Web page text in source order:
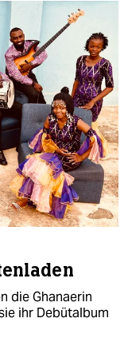
die Ghanaerin
ihr Debütalbum